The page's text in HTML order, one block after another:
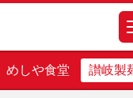
めしや食堂 讃岐製